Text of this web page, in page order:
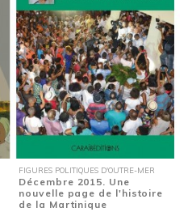
FIGURES POLITIQUES D'OUTRE-MER
Décembre 2015. Une
nouvelle page de l'histoire
de la Martinique